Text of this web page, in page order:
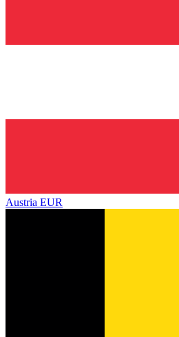
Austria EUR